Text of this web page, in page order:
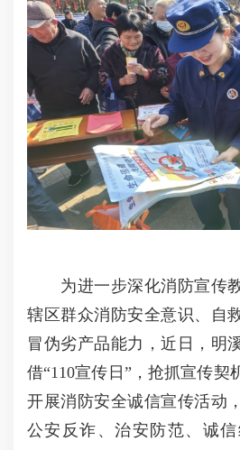
为进一步深化消防宣传教
辖区群众消防安全意识、自
冒伪劣产品能力，近日，明
借“110宣传日”，抢抓宣传契
开展消防安全诚信宣传活动
公安反诈、治安防范、诚